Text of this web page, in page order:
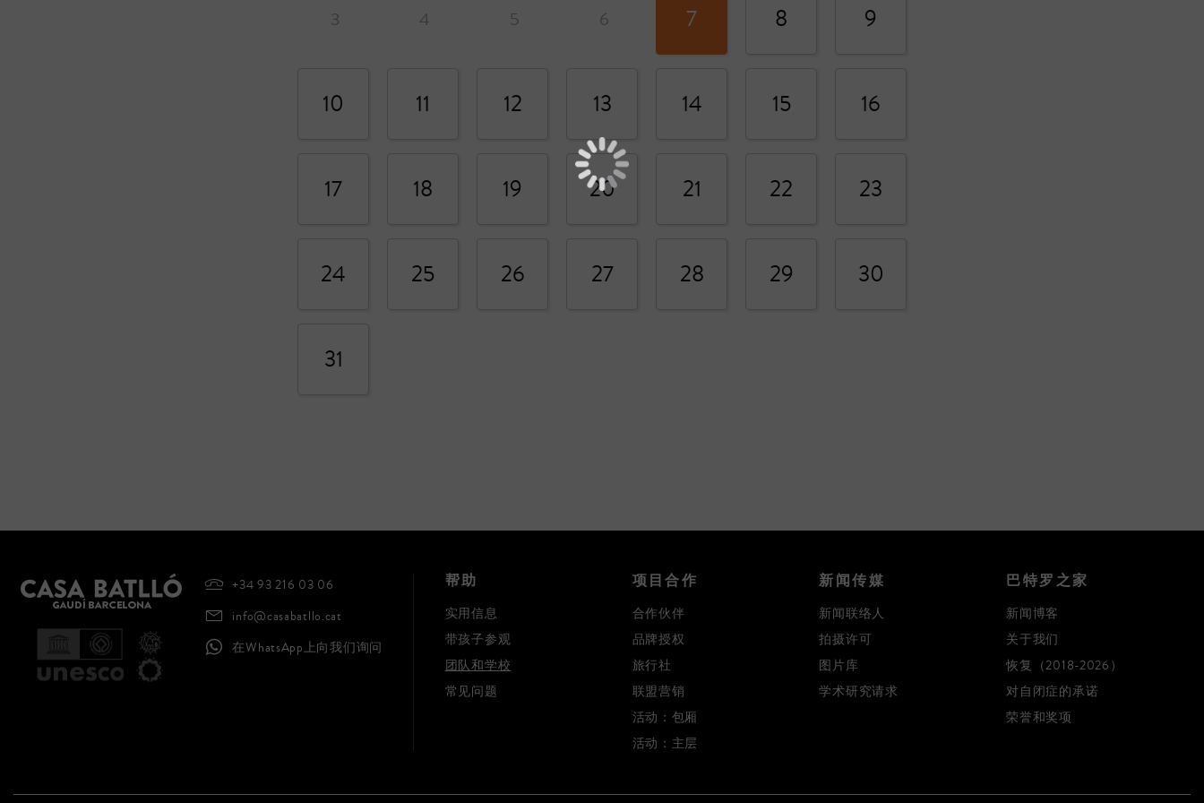
3 4 5 6 7 8 9
10 11 12 13 14 15 16
17 18 19 20 21 22 23
24 25 26 27 28 29 30
31
+34 93 216 03 06
info@casabatllo.cat
在WhatsApp上向我们询问
帮助
实用信息
带孩子参观
团队和学校
常见问题
项目合作
合作伙伴
品牌授权
旅行社
联盟营销
活动：包厢
活动：主层
新闻传媒
新闻联络人
拍摄许可
图片库
学术研究请求
巴特罗之家
新闻博客
关于我们
恢复（2018-2026）
对自闭症的承诺
荣誉和奖项